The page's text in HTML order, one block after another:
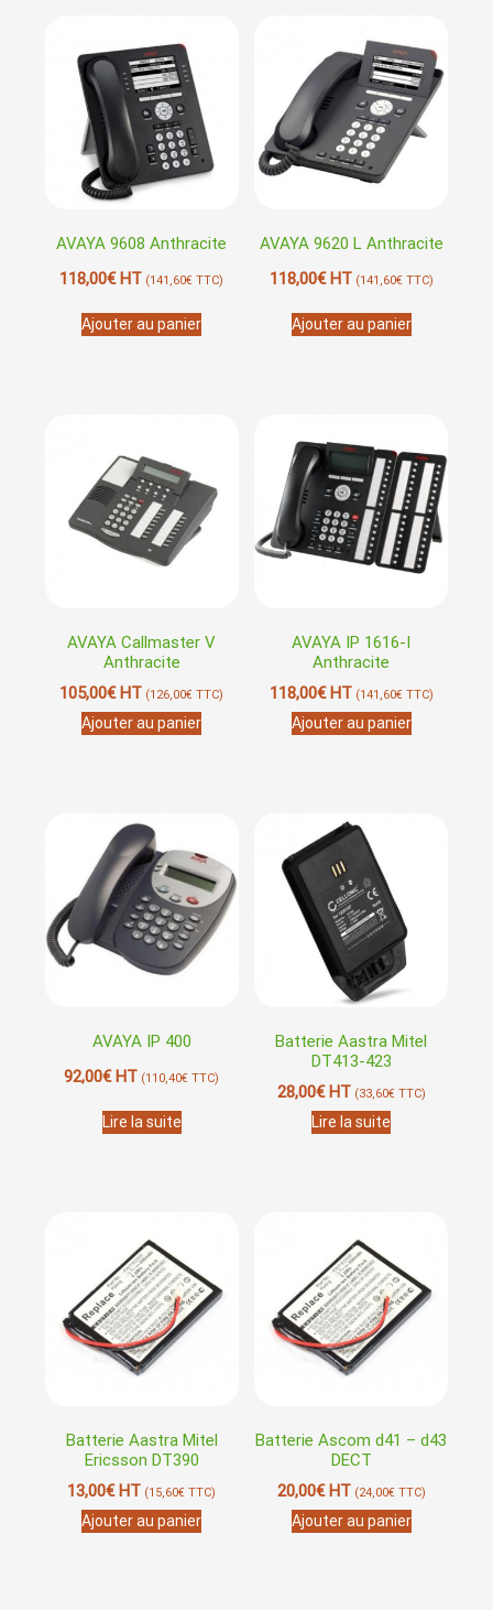
AVAYA 9608 Anthracite
118,00€HT (141,60€ TTC)
Ajouter au panier
AVAYA 9620 L Anthracite
118,00€HT (141,60€TTC)
Ajouter au panier
AVAYA Callmaster V
Anthracite
105,00€HT (126,00€ TTC)
Ajouter au panier
AVAYA IP 1616-I
Anthracite
118,00€HT (141,60€TTC)
Ajouter au panier
AVAYA IP 400
92,00€HT (110,40€ TTC)
Lire la suite
Batterie Aastra Mitel
DT413-423
28,00€HT (33,60€TTC)
Lire la suite
Batterie Aastra Mitel
Ericsson DT390
13,00€HT (15,60€ TTC)
Ajouter au panier
Batterie Ascom d41 – d43
DECT
20,00€HT (24,00€TTC)
Ajouter au panier